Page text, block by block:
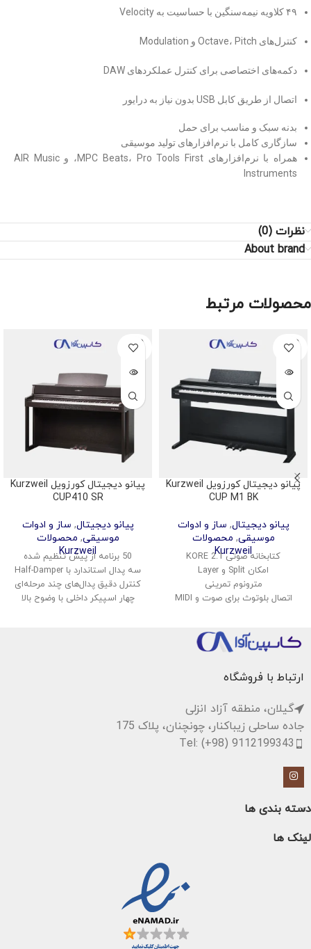
۴۹ کلاویه نیمه‌سنگین با حساسیت به Velocity
کنترل‌های Octave، Pitch و Modulation
دکمه‌های اختصاصی برای کنترل عملکردهای DAW
اتصال از طریق کابل USB بدون نیاز به درایور
بدنه سبک و مناسب برای حمل
سازگاری کامل با نرم‌افزارهای تولید موسیقی
همراه با نرم‌افزارهای MPC Beats، Pro Tools First، و AIR Music
Instruments
نظرات (0)
About brand
محصولات مرتبط
SOLD
OUT
پیانو دیجیتال کورزویل Kurzweil
CUP M1 BK
پیانو دیجیتال, ساز و ادوات
موسیقی, محصولات
Kurzweil
کتابخانه صوتی KORE 2.1
امکان Split و Layer
مترونوم تمرینی
اتصال بلوتوث برای صوت و MIDI
کنترل پنل ساده و کاربرپسند
SOLD
OUT
پیانو دیجیتال کورزویل Kurzweil
CUP410 SR
پیانو دیجیتال, ساز و ادوات
موسیقی, محصولات
Kurzweil
50 برنامه از پیش تنظیم شده
سه پدال استاندارد با Half-Damper
کنترل دقیق پدال‌های چند مرحله‌ای
چهار اسپیکر داخلی با وضوح بالا
ارتباط با فروشگاه
گیلان، منطقه آزاد انزلی
جاده ساحلی زیباکنار، چونچنان، پلاک 175
Tel: (+98) 9112199343
دسته بندی ها
لینک ها